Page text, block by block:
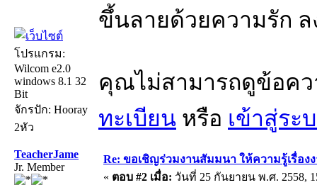
โปรแกรม:
Wilcom e2.0
windows 8.1 32
Bit
จักรปัก: Hooray
2หัว
ขึ้นลายด้วยความรัก
คุณไม่สามารถดูข้อค
ทะเบียน หรือ เข้าสู่ระ
TeacherJame
Jr. Member
Re: ขอเชิญร่วมงานสัมมนา ให้ความรู้เรื่อง
« ตอบ #2 เมื่อ: วันที่ 25 กันยายน พ.ศ. 2558,